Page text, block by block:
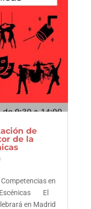
de
de la
en
Escénicas El
en Madrid